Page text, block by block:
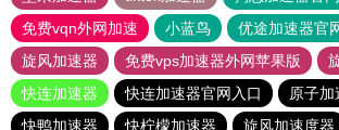
免费vqn外网加速
小蓝鸟 优途加速器官
旋风加速器
免费vps加速器外网苹果版
快连加速器
快连加速器官网入口
原子加
快鸭加速器
快柠檬加速器 旋风加速度器